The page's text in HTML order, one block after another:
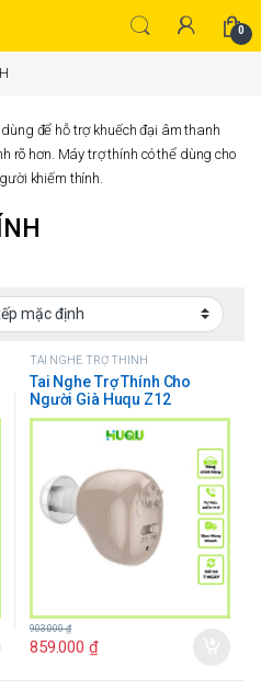
0
để hỗ trợ khuếch đại âm thanh
rõ hơn. Máy trợ thính có thể dùng cho
khiếm thính.
TAI NGHE TRỢ THÍNH
Tai Nghe Trợ Thính Cho
Người Già Huqu Z12
859.000 ₫
903.000₫